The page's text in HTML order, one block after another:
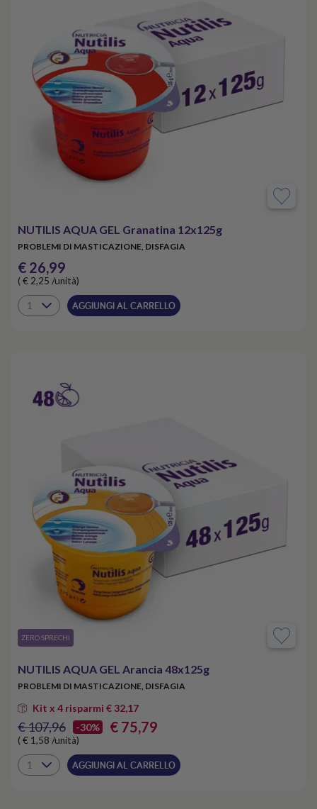
NUTILIS AQUA GEL Granatina 12x125g
PROBLEMI DI MASTICAZIONE, DISFAGIA
€ 26,99
( € 2,25 /unità)
AGGIUNGI AL CARRELLO
​ZERO SPRECHI
NUTILIS AQUA GEL Arancia 48x125g
PROBLEMI DI MASTICAZIONE, DISFAGIA
Kit x 4 risparmi € 32,17
€ 107,96 -30% € 75,79
( € 1,58 /unità)
AGGIUNGI AL CARRELLO